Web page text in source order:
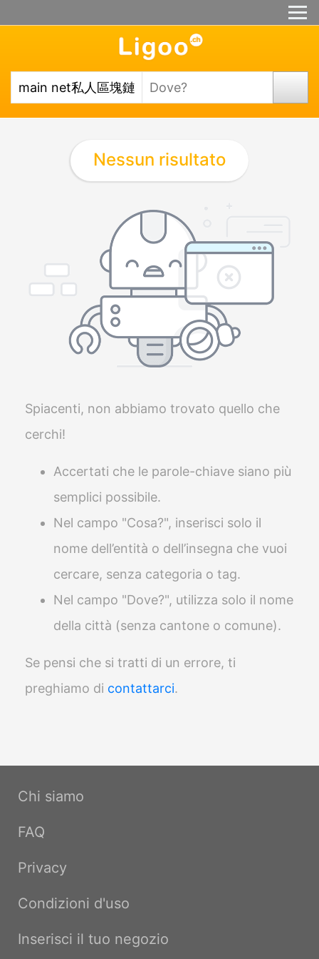
Nessun risultato
Spiacenti, non abbiamo trovato quello che
cerchi!
Accertati che le parole-chiave siano più
semplici possibile.
Nel campo "Cosa?", inserisci solo il
nome dell’entità o dell’insegna che vuoi
cercare, senza categoria o tag.
Nel campo "Dove?", utilizza solo il nome
della città (senza cantone o comune).
Se pensi che si tratti di un errore, ti
preghiamo di contattarci.
Chi siamo
FAQ
Privacy
Condizioni d'uso
Inserisci il tuo negozio